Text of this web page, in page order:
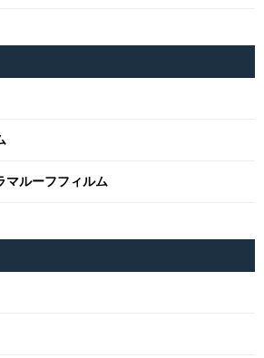
マルーフフィルム